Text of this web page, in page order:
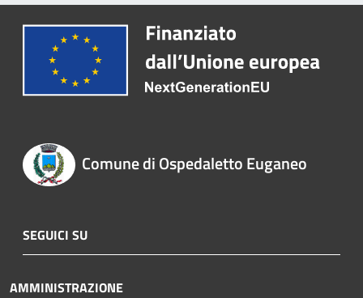
Comune di Ospedaletto Euganeo
SEGUICI SU
AMMINISTRAZIONE